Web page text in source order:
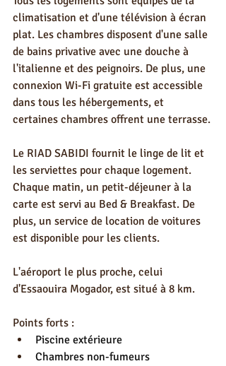
climatisation et d'une télévision à écran
plat. Les chambres disposent d'une salle
de bains privative avec une douche à
l'italienne et des peignoirs. De plus, une
connexion Wi-Fi gratuite est accessible
dans tous les hébergements, et
certaines chambres offrent une terrasse.
Le RIAD SABIDI fournit le linge de lit et
les serviettes pour chaque logement.
Chaque matin, un petit-déjeuner à la
carte est servi au Bed & Breakfast. De
plus, un service de location de voitures
est disponible pour les clients.
L'aéroport le plus proche, celui
d'Essaouira Mogador, est situé à 8 km.
Points forts :
Piscine extérieure
Chambres non-fumeurs